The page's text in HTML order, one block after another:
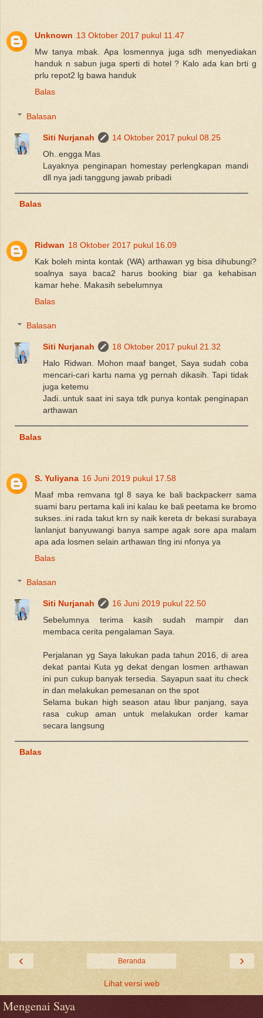
Unknown 13 Oktober 2017 pukul 11.47
Mw tanya mbak. Apa losmennya juga sdh menyediakan
handuk n sabun juga sperti di hotel ? Kalo ada kan brti g
prlu repot2 lg bawa handuk
Balas
Balasan
Siti Nurjanah
14 Oktober 2017 pukul 08.25
Oh..engga Mas
Layaknya penginapan homestay perlengkapan mandi
dll nya jadi tanggung jawab pribadi
Balas
Ridwan 18 Oktober 2017 pukul 16.09
Kak boleh minta kontak (WA) arthawan yg bisa dihubungi?
soalnya saya baca2 harus booking biar ga kehabisan
kamar hehe. Makasih sebelumnya
Balas
Balasan
Siti Nurjanah
18 Oktober 2017 pukul 21.32
Halo Ridwan. Mohon maaf banget, Saya sudah coba
mencari-cari kartu nama yg pernah dikasih. Tapi tidak
juga ketemu
Jadi..untuk saat ini saya tdk punya kontak penginapan
arthawan
Balas
S. Yuliyana 16 Juni 2019 pukul 17.58
Maaf mba remvana tgl 8 saya ke bali backpackerr sama
suami baru pertama kali ini kalau ke bali peetama ke bromo
sukses..ini rada takut krn sy naik kereta dr bekasi surabaya
lanlanjut banyuwangi banya sampe agak sore apa malam
apa ada losmen selain arthawan tlng ini nfonya ya
Balas
Balasan
Siti Nurjanah
16 Juni 2019 pukul 22.50
Sebelumnya terima kasih sudah mampir dan
membaca cerita pengalaman Saya.
Perjalanan yg Saya lakukan pada tahun 2016, di area
dekat pantai Kuta yg dekat dengan losmen arthawan
ini pun cukup banyak tersedia. Sayapun saat itu check
in dan melakukan pemesanan on the spot
Selama bukan high season atau libur panjang, saya
rasa cukup aman untuk melakukan order kamar
secara langsung
Balas
‹ ›
Beranda
Lihat versi web
Mengenai Saya